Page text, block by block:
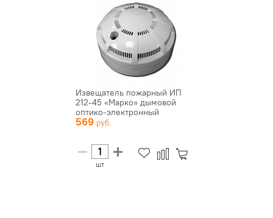
Извещатель пожарный ИП
212-45 «Марко» дымовой
оптико-электронный
точечный ...
569
шт